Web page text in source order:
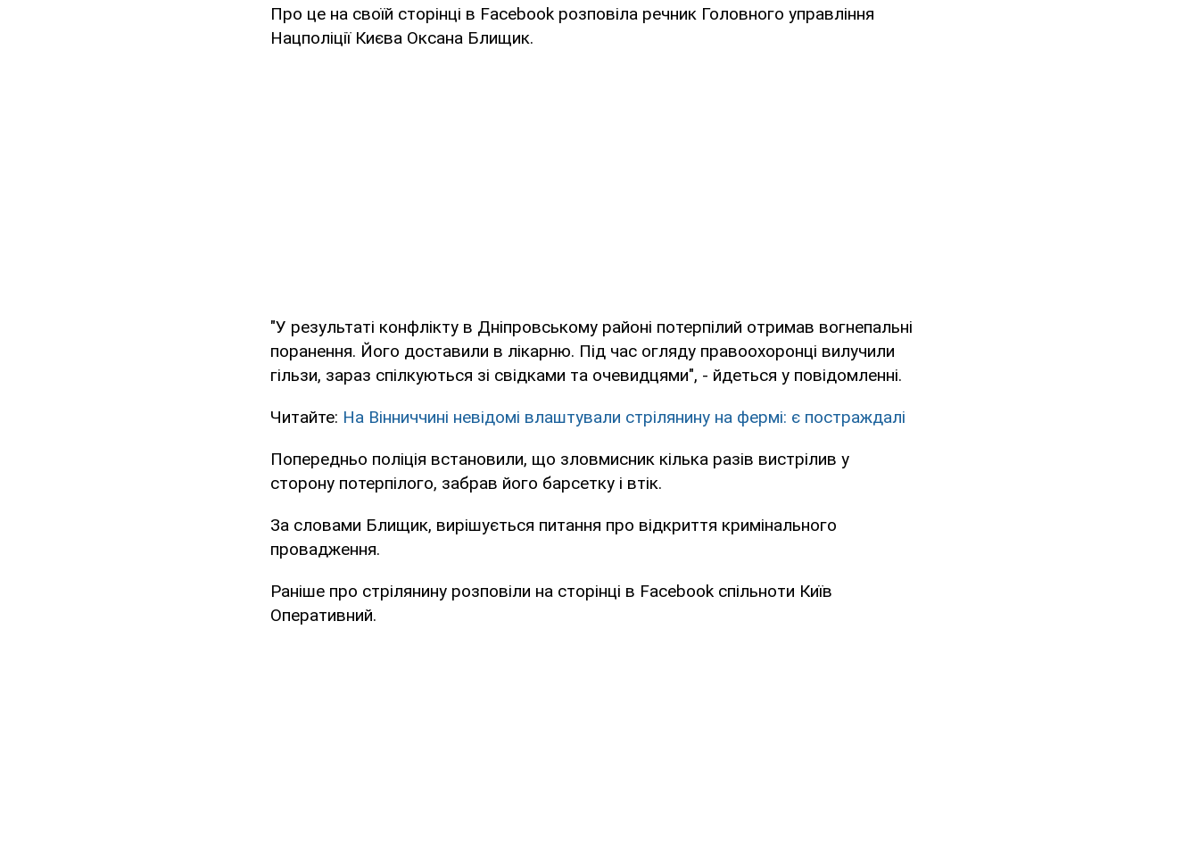
Про це на своїй сторінці в Facebook розповіла речник Головного управління
Нацполіції Києва Оксана Блищик.
"У результаті конфлікту в Дніпровському районі потерпілий отримав вогнепальні
поранення. Його доставили в лікарню. Під час огляду правоохоронці вилучили
гільзи, зараз спілкуються зі свідками та очевидцями", - йдеться у повідомленні.
Читайте: На Вінниччині невідомі влаштували стрілянину на фермі: є постраждалі
Попередньо поліція встановили, що зловмисник кілька разів вистрілив у
сторону потерпілого, забрав його барсетку і втік.
За словами Блищик, вирішується питання про відкриття кримінального
провадження.
Раніше про стрілянину розповіли на сторінці в Facebook спільноти Київ
Оперативний.